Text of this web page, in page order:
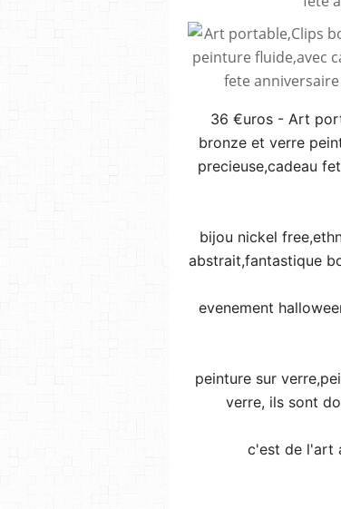
36 €uros - Art
bronze et verre
precieuse,cadeau
bijou nickel
abstrait,fantastique
evenement
peinture sur
verre, ils sont
c'est de l'art